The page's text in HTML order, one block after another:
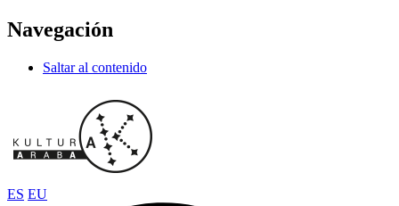
Navegación
Saltar al contenido
ES EU